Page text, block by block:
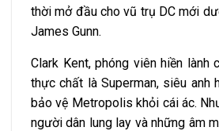
thời mở đầu cho vũ trụ DC mới
James Gunn.
Clark Kent, phóng viên hiền lành
thực chất là Superman, siêu anh
bảo vệ Metropolis khỏi cái ác.
người dân lung lay và những âm